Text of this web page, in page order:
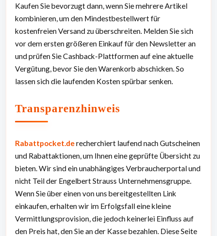
Kaufen Sie bevorzugt dann, wenn Sie mehrere Artikel
kombinieren, um den Mindestbestellwert für
kostenfreien Versand zu überschreiten. Melden Sie sich
vor dem ersten größeren Einkauf für den Newsletter an
und prüfen Sie Cashback-Plattformen auf eine aktuelle
Vergütung, bevor Sie den Warenkorb abschicken. So
lassen sich die laufenden Kosten spürbar senken.
Transparenzhinweis
Rabattpocket.derecherchiert laufend nach Gutscheinen
und Rabattaktionen, um Ihnen eine geprüfte Übersicht zu
bieten. Wir sind ein unabhängiges Verbraucherportal und
nicht Teil der Engelbert Strauss Unternehmensgruppe.
Wenn Sie über einen von uns bereitgestellten Link
einkaufen, erhalten wir im Erfolgsfall eine kleine
Vermittlungsprovision, die jedoch keinerlei Einfluss auf
den Preis hat, den Sie an der Kasse bezahlen. Diese Seite